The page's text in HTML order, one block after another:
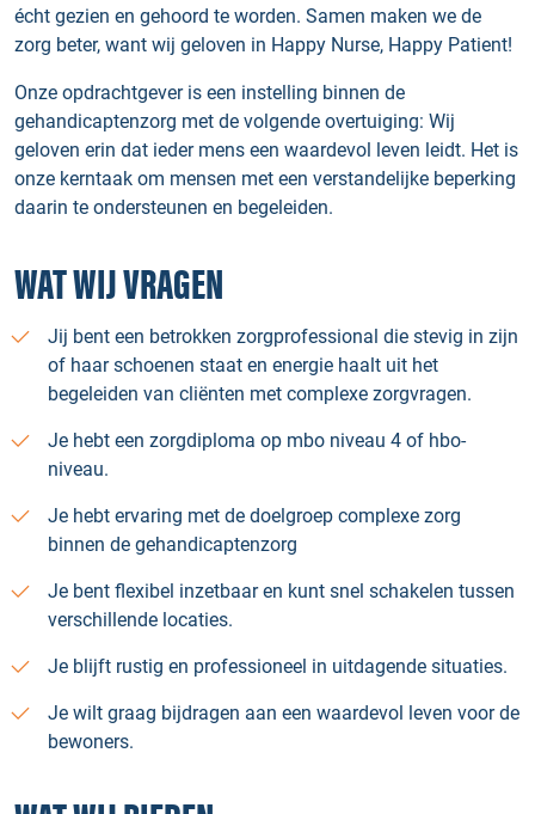
écht gezien en gehoord te worden. Samen maken we de
zorg beter, want wij geloven in Happy Nurse, Happy Patient!
Onze opdrachtgever is een instelling binnen de
gehandicaptenzorg met de volgende overtuiging: Wij
geloven erin dat ieder mens een waardevol leven leidt. Het is
onze kerntaak om mensen met een verstandelijke beperking
daarin te ondersteunen en begeleiden.
WAT WIJ VRAGEN
Jij bent een betrokken zorgprofessional die stevig in zijn
of haar schoenen staat en energie haalt uit het
begeleiden van cliënten met complexe zorgvragen.
Je hebt een zorgdiploma op mbo niveau 4 of hbo-
niveau.
Je hebt ervaring met de doelgroep complexe zorg
binnen de gehandicaptenzorg
Je bent flexibel inzetbaar en kunt snel schakelen tussen
verschillende locaties.
Je blijft rustig en professioneel in uitdagende situaties.
Je wilt graag bijdragen aan een waardevol leven voor de
bewoners.